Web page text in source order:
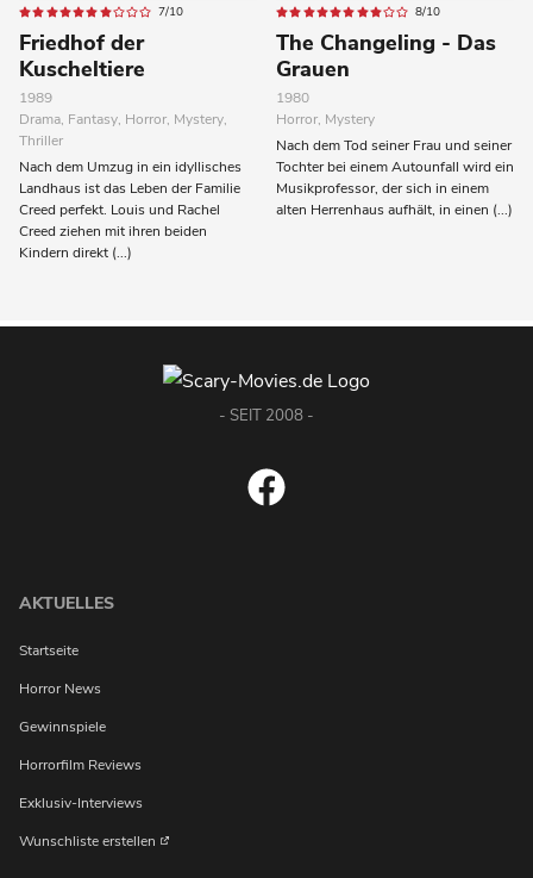
7/10
Friedhof der
Kuscheltiere
1989
Drama, Fantasy, Horror, Mystery,
Thriller
Nach dem Umzug in ein idyllisches
Landhaus ist das Leben der Familie
Creed perfekt. Louis und Rachel
Creed ziehen mit ihren beiden
Kindern direkt (...)
8/10
The Changeling - Das
Grauen
1980
Horror, Mystery
Nach dem Tod seiner Frau und seiner
Tochter bei einem Autounfall wird ein
Musikprofessor, der sich in einem
alten Herrenhaus aufhält, in einen (...)
- SEIT 2008 -
AKTUELLES
Startseite
Horror News
Gewinnspiele
Horrorfilm Reviews
Exklusiv-Interviews
Wunschliste erstellen